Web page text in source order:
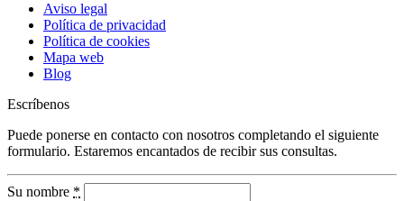
Aviso legal
Política de privacidad
Política de cookies
Mapa web
Blog
Escríbenos
Puede ponerse en contacto con nosotros completando el siguiente
formulario. Estaremos encantados de recibir sus consultas.
Su nombre *